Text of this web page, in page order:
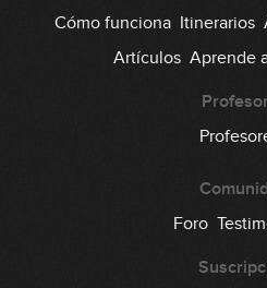
Coldplay -
M-Clan -
Cómo funciona Itinerarios
Artículos Aprende
Foro